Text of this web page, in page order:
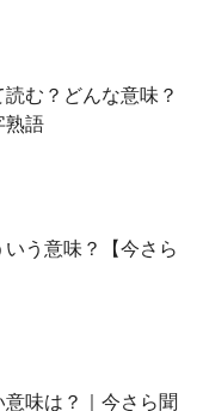
む？どんな意味？
熟語
いう意味？【今さら
意味は？｜今さら聞